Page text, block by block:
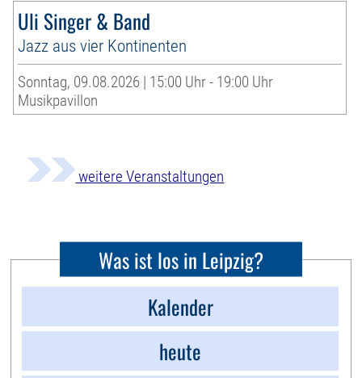
Uli Singer & Band
Jazz aus vier Kontinenten
Sonntag, 09.08.2026 | 15:00 Uhr - 19:00 Uhr
Musikpavillon
weitere Veranstaltungen
Was ist los in Leipzig?
Kalender
heute